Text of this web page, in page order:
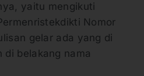
yaitu mengikuti
Nomor
gelar ada yang di
di belakang nama